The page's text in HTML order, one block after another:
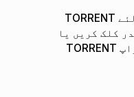
TORRENT فائل اپ لوڈ کرنے کے لئے
کلک کریں یا
TORRENT فائل کو ڈریگ اینڈ ڈراپ